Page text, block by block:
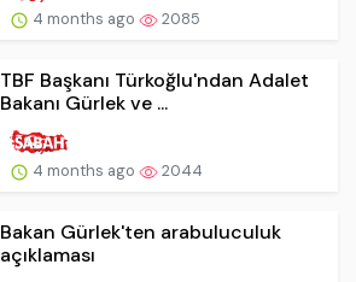
4 months ago 2085
TBF Başkanı Türkoğlu'ndan Adalet
Bakanı Gürlek ve ...
4 months ago 2044
Bakan Gürlek'ten arabuluculuk
açıklaması